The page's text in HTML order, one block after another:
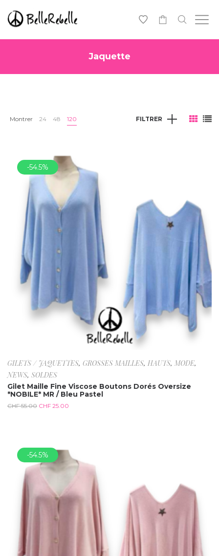
Jaquette
Montrer 24 48 120 FILTRER
-54.5%
GILETS / JAQUETTES, GROSSES MAILLES, HAUTS, MODE,
NEWS, SOLDES
Gilet Maille Fine Viscose Boutons Dorés Oversize
*NOBILE* MR / Bleu Pastel
CHF55.00 CHF 25.00
-54.5%